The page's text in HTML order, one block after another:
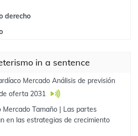
derecho
in a sentence
Mercado Análisis de previsión
oferta 2031
Tamaño | Las partes
en las estrategias de crecimiento